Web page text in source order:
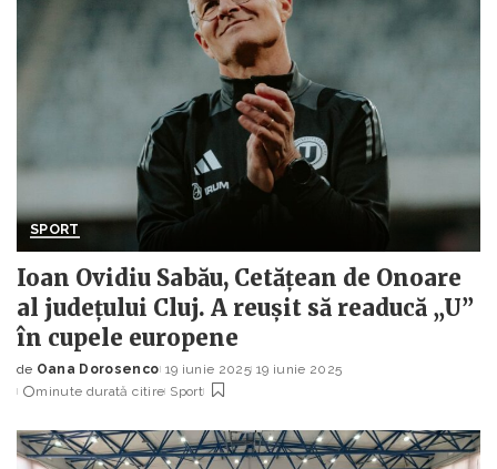
SPORT
Ioan Ovidiu Sabău, Cetățean de Onoare
al județului Cluj. A reușit să readucă „U”
în cupele europene
Posted
by
de Oana Dorosenco 19 iunie 2025 19 iunie 2025
minute durată citire Sport